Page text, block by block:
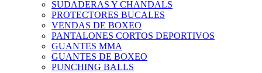
SUDADERAS Y CHANDALS
PROTECTORES BUCALES
VENDAS DE BOXEO
PANTALONES CORTOS DEPORTIVOS
GUANTES MMA
GUANTES DE BOXEO
PUNCHING BALLS